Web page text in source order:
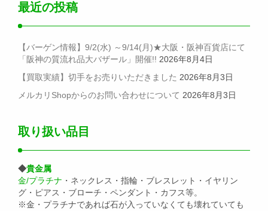
最近の投稿
【バーゲン情報】9/2(水) ～9/14(月)★大阪・阪神百貨店にて
「阪神の質流れ品大バザール」開催!! 2026年8月4日
【買取実績】切手をお売りいただきました 2026年8月3日
メルカリShopからのお問い合わせについて 2026年8月3日
取り扱い品目
◆貴金属
金/プラチナ ・ネックレス・指輪・ブレスレット・イヤリン
グ・ピアス・ブローチ・ペンダント・カフス等。
※金・プラチナであれば石が入っていなくても壊れていても